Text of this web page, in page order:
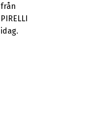
från
PIRELLI
idag.